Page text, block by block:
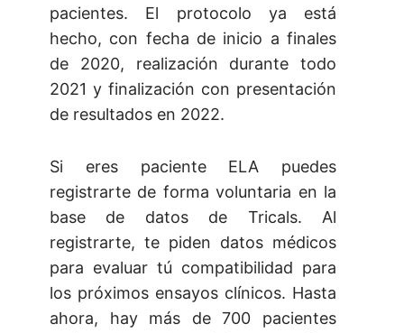
pacientes. El protocolo ya está
hecho, con fecha de inicio a finales
de 2020, realización durante todo
2021 y finalización con presentación
de resultados en 2022.
Si eres paciente ELA puedes
registrarte de forma voluntaria en la
base de datos de Tricals. Al
registrarte, te piden datos médicos
para evaluar tú compatibilidad para
los próximos ensayos clínicos. Hasta
ahora, hay más de 700 pacientes